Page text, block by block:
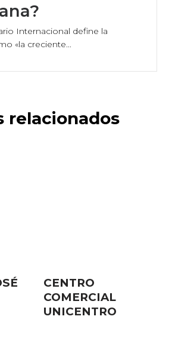
Internacional define la
«la creciente...
relacionados
CENTRO
COMERCIAL
UNICENTRO